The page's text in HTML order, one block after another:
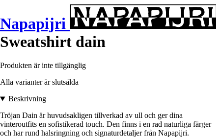
Napapijri
Sweatshirt dain
Produkten är inte tillgänglig
Alla varianter är slutsålda
Beskrivning
Tröjan Dain är huvudsakligen tillverkad av ull och ger dina
vinteroutfits en sofistikerad touch. Den finns i en rad naturliga färger
och har rund halsringning och signaturdetaljer från Napapijri.